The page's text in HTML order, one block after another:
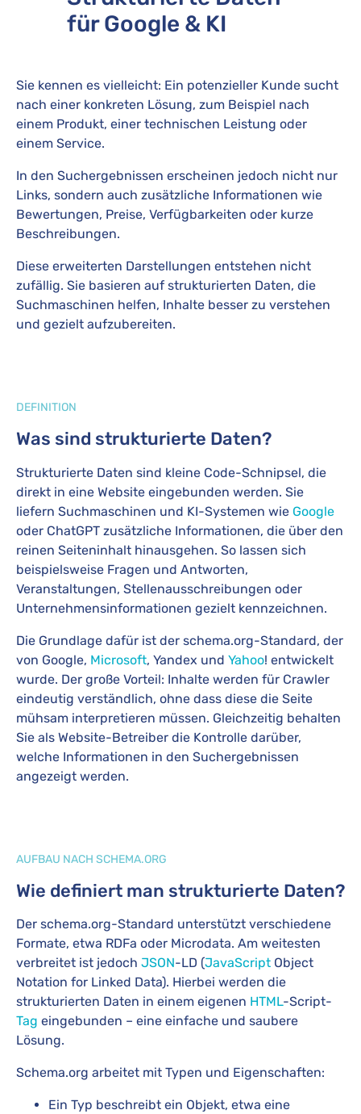
für Google & KI
Sie kennen es vielleicht: Ein potenzieller Kunde sucht
nach einer konkreten Lösung, zum Beispiel nach
einem Produkt, einer technischen Leistung oder
einem Service.
In den Suchergebnissen erscheinen jedoch nicht nur
Links, sondern auch zusätzliche Informationen wie
Bewertungen, Preise, Verfügbarkeiten oder kurze
Beschreibungen.
Diese erweiterten Darstellungen entstehen nicht
zufällig. Sie basieren auf strukturierten Daten, die
Suchmaschinen helfen, Inhalte besser zu verstehen
und gezielt aufzubereiten.
Was sind strukturierte Daten?
DEFINITION
Strukturierte Daten sind kleine Code-Schnipsel, die
direkt in eine Website eingebunden werden. Sie
liefern Suchmaschinen und KI-Systemen wie Google
oder ChatGPT zusätzliche Informationen, die über den
reinen Seiteninhalt hinausgehen. So lassen sich
beispielsweise Fragen und Antworten,
Veranstaltungen, Stellenausschreibungen oder
Unternehmensinformationen gezielt kennzeichnen.
Die Grundlage dafür ist der schema.org-Standard, der
von Google, Microsoft, Yandex und Yahoo! entwickelt
wurde. Der große Vorteil: Inhalte werden für Crawler
eindeutig verständlich, ohne dass diese die Seite
mühsam interpretieren müssen. Gleichzeitig behalten
Sie als Website-Betreiber die Kontrolle darüber,
welche Informationen in den Suchergebnissen
angezeigt werden.
Wie definiert man strukturierte Daten?
AUFBAU NACH SCHEMA.ORG
Der schema.org-Standard unterstützt verschiedene
Formate, etwa RDFa oder Microdata. Am weitesten
verbreitet ist jedoch JSON-LD (JavaScript Object
Notation for Linked Data). Hierbei werden die
strukturierten Daten in einem eigenen HTML-Script-
Tag eingebunden – eine einfache und saubere
Lösung.
Schema.org arbeitet mit Typen und Eigenschaften:
Ein Typ beschreibt ein Objekt, etwa eine